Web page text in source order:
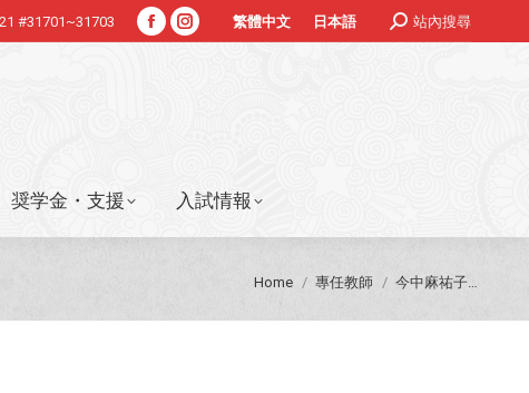
#31701~31703
FacebookInstagram
繁體中文 日本語 Search:站內搜尋
奨学金・支援 入試情報
You are here:
Home 專任教師 今中麻祐子…
奨学金・支援 入試情報